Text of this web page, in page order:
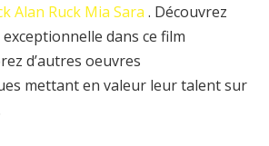
Alan Ruck Mia Sara . Découvrez
dans ce film
d’autres oeuvres
mettant en valeur leur talent sur